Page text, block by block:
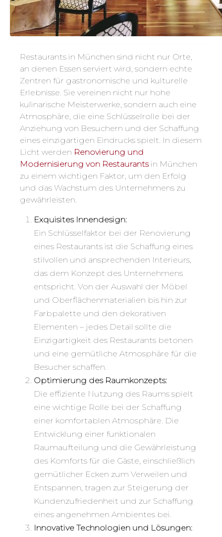
Restaurants in München sind nicht nur Orte,
an denen Essen serviert wird, sondern echte
Zentren für gastronomische und kulturelle
Erlebnisse. Sie vereinen nicht nur hohe
kulinarische Meisterwerke, sondern auch eine
Atmosphäre, die eine Schlüsselrolle bei der
Anziehung von Besuchern und der Schaffung
eines einzigartigen Eindrucks spielt. In diesem
Licht werden Renovierung und
Modernisierung von Restaurantsin München
zu einem wichtigen Faktor, um den Erfolg
und das Wachstum des Unternehmens zu
gewährleisten.
Exquisites Innendesign:
Ein Schlüsselfaktor bei der Renovierung
eines Restaurants ist die Schaffung eines
stilvollen und ansprechenden Interieurs,
das dem Konzept des Unternehmens
entspricht. Von der Auswahl der Möbel
und Oberflächenmaterialien bis hin zur
Farbpalette und den dekorativen
Elementen – jedes Detail sollte die
Einzigartigkeit des Restaurants betonen
und eine gemütliche Atmosphäre für die
Besucher schaffen.
Optimierung des Raumkonzepts:
Die effiziente Nutzung des Raums spielt
eine wichtige Rolle bei der Schaffung
einer komfortablen Atmosphäre. Die
Entwicklung einer funktionalen
Raumaufteilung und die Gewährleistung
des Komforts für die Gäste, einschließlich
gemütlicher Ecken zum Verweilen und
Entspannen, tragen zur Steigerung der
Kundenzufriedenheit und zur Schaffung
eines angenehmen Ambientes bei.
Innovative Technologien und Lösungen: